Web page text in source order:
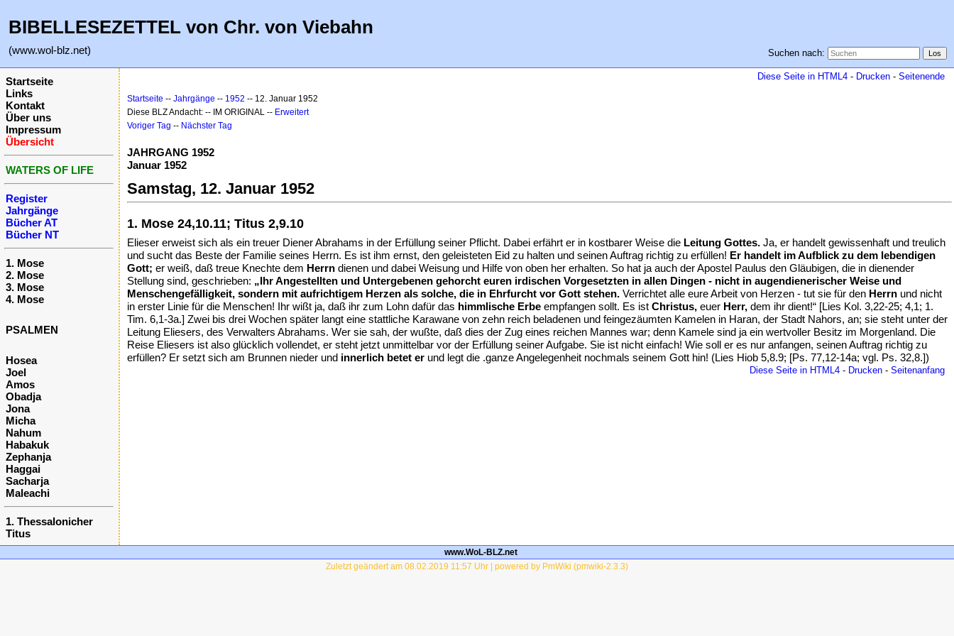
BIBELLESEZETTEL von Chr. von Viebahn
(www.wol-blz.net) Suchen nach:
Startseite
Links
Kontakt
Über uns
Impressum
Übersicht
WATERS OF LIFE
Register
Jahrgänge
Bücher AT
Bücher NT
1. Mose
2. Mose
3. Mose
4. Mose
PSALMEN
Hosea
Joel
Amos
Obadja
Jona
Micha
Nahum
Habakuk
Zephanja
Haggai
Sacharja
Maleachi
1. Thessalonicher
Titus
Diese Seite in HTML4 - Drucken - Seitenende
Startseite -- Jahrgänge -- 1952 -- 12. Januar 1952
Diese BLZ Andacht: -- IM ORIGINAL -- Erweitert
Voriger Tag -- Nächster Tag
JAHRGANG 1952
Januar 1952
Samstag, 12. Januar 1952
1. Mose 24,10.11; Titus 2,9.10
Elieser erweist sich als ein treuer Diener Abrahams in der Erfüllung seiner Pflicht. Dabei erfährt er in kostbarer Weise die Leitung Gottes. Ja, er handelt gewissenhaft und treulich
und sucht das Beste der Familie seines Herrn. Es ist ihm ernst, den geleisteten Eid zu halten und seinen Auftrag richtig zu erfüllen! Er handelt im Aufblick zu dem lebendigen
Gott; er weiß, daß treue Knechte dem Herrn dienen und dabei Weisung und Hilfe von oben her erhalten. So hat ja auch der Apostel Paulus den Gläubigen, die in dienender
Stellung sind, geschrieben: „Ihr Angestellten und Untergebenen gehorcht euren irdischen Vorgesetzten in allen Dingen - nicht in augendienerischer Weise und
Menschengefälligkeit, sondern mit aufrichtigem Herzen als solche, die in Ehrfurcht vor Gott stehen. Verrichtet alle eure Arbeit von Herzen - tut sie für den Herrn und nicht
in erster Linie für die Menschen! Ihr wißt ja, daß ihr zum Lohn dafür das himmlische Erbe empfangen sollt. Es ist Christus, euer Herr, dem ihr dient!“ [Lies Kol. 3,22-25; 4,1; 1.
Tim. 6,1-3a.] Zwei bis drei Wochen später langt eine stattliche Karawane von zehn reich beladenen und feingezäumten Kamelen in Haran, der Stadt Nahors, an; sie steht unter der
Leitung Eliesers, des Verwalters Abrahams. Wer sie sah, der wußte, daß dies der Zug eines reichen Mannes war; denn Kamele sind ja ein wertvoller Besitz im Morgenland. Die
Reise Eliesers ist also glücklich vollendet, er steht jetzt unmittelbar vor der Erfüllung seiner Aufgabe. Sie ist nicht einfach! Wie soll er es nur anfangen, seinen Auftrag richtig zu
erfüllen? Er setzt sich am Brunnen nieder und innerlich betet er und legt die .ganze Angelegenheit nochmals seinem Gott hin! (Lies Hiob 5,8.9; [Ps. 77,12-14a; vgl. Ps. 32,8.])
Diese Seite in HTML4 - Drucken - Seitenanfang
www.WoL-BLZ.net
Zuletzt geändert am 08.02.2019 11:57 Uhr | powered by PmWiki (pmwiki-2.3.3)